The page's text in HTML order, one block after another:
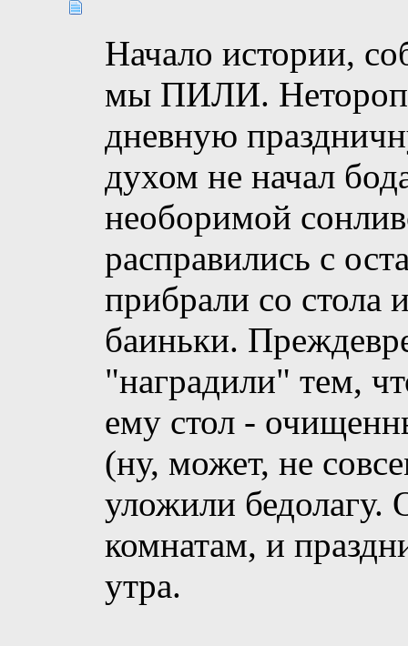
Начало истории,
мы ПИЛИ.
дневную
духом не начал
необоримой
расправились с
прибрали со стола
баиньки.
"наградили" тем,
ему стол -
(ну, может, не
уложили бедолагу.
комнатам, и
утра.